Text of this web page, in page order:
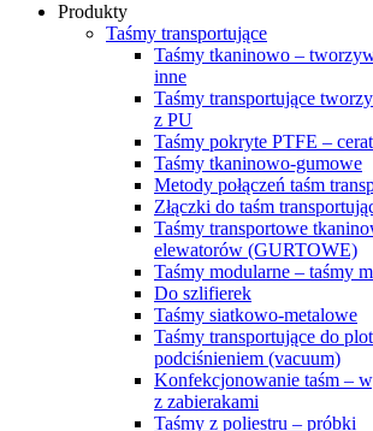
Produkty
Taśmy transportujące
Taśmy tkaninowo –
inne
Taśmy transportujące
z PU
Taśmy pokryte PTFE –
Taśmy tkaninowo-gumowe
Metody połączeń taśm
Złączki do taśm
Taśmy transportowe
elewatorów (GURTOWE)
Taśmy modularne – taśmy
Do szlifierek
Taśmy siatkowo-metalowe
Taśmy transportujące do
podciśnieniem (vacuum)
Konfekcjonowanie taśm –
z zabierakami
Taśmy z poliestru – próbki